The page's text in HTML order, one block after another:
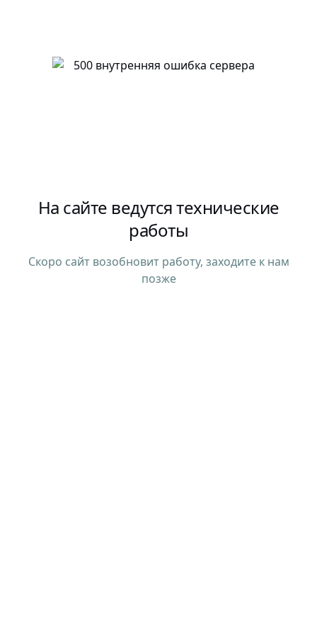
На сайте ведутся технические
работы
Скоро сайт возобновит работу, заходите к нам
позже